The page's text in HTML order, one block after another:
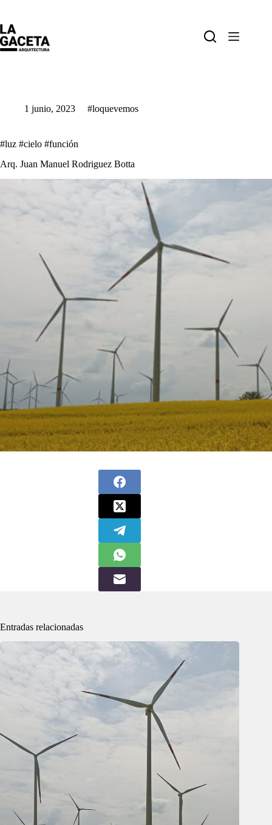
contenido
1 junio, 2023 #loquevemos
#luz #cielo #función
Arq. Juan Manuel Rodriguez Botta
Entradas relacionadas